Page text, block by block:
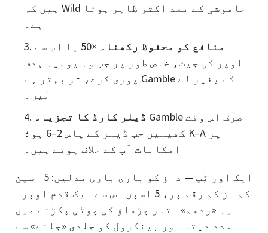
ہیں کہ Wild خاموشی کے بعد اکثر ظاہر ہوتا
ہے۔
منافع کو محفوظ رکھنا۔
×50 یا اس سے
اوپر کی جیت، خاص طور پر جب وہ یومیہ ہدف
پوری کرے، تو بہتر ہے Gamble کے بغیر لے
لیں۔
ڈیلر کارڈ کا تجزیہ۔ Gamble صرف اس وقت
کھیلیں جب ڈیلر کے پاس 2–6 ہو؛ K–A پر
امکانات آپ کے خلاف ہوتے ہیں۔
ایک اور ٹِپ — داؤ کو باری باری بدلیں: 5 اسپن
کم از کم رقم پر، 5 اسپن اس سے ایک قدم اوپر۔
یہ «ردھم» اتار چڑھاؤ کی چوٹی پکڑنے میں
مدد دیتا اور بینکرول کو جلدی «جلنے» سے